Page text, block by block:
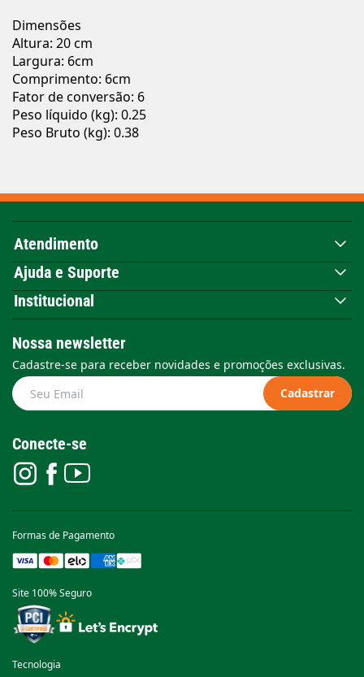
Dimensões
Altura: 20 cm
Largura: 6cm
Comprimento: 6cm
Fator de conversão: 6
Peso líquido (kg): 0.25
Peso Bruto (kg): 0.38
Atendimento
Ajuda e Suporte
Institucional
Nossa newsletter
Cadastre-se para receber novidades e promoções exclusivas.
Cadastrar
Conecte-se
Formas de Pagamento
Site 100% Seguro
Tecnologia